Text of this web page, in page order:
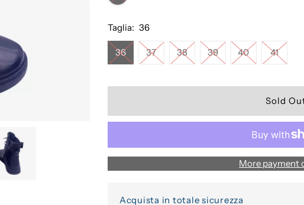
Taglia: 36
36 37 38 39 40 41
More payment
Acquista in totale sicurezza